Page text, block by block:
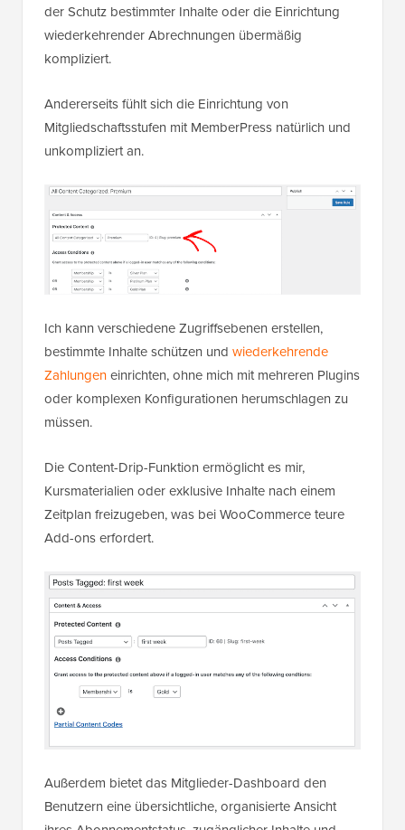
der Schutz bestimmter Inhalte oder die Einrichtung
wiederkehrender Abrechnungen übermäßig
kompliziert.
Andererseits fühlt sich die Einrichtung von
Mitgliedschaftsstufen mit MemberPress natürlich und
unkompliziert an.
Ich kann verschiedene Zugriffsebenen erstellen,
bestimmte Inhalte schützen und wiederkehrende
Zahlungeneinrichten, ohne mich mit mehreren Plugins
oder komplexen Konfigurationen herumschlagen zu
müssen.
Die Content-Drip-Funktion ermöglicht es mir,
Kursmaterialien oder exklusive Inhalte nach einem
Zeitplan freizugeben, was bei WooCommerce teure
Add-ons erfordert.
Außerdem bietet das Mitglieder-Dashboard den
Benutzern eine übersichtliche, organisierte Ansicht